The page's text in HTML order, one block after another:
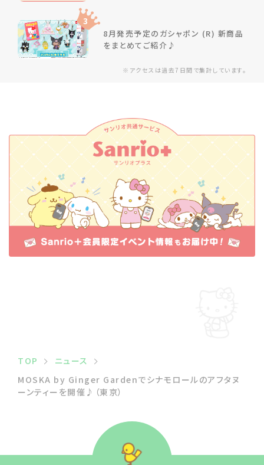
※アクセスは過去7日間で集計しています。
3
8月発売予定のガシャポン (R) 新商品
をまとめてご紹介♪
TOP
ニュース
MOSKA by Ginger Gardenでシナモロールのアフタヌ
ーンティーを開催♪（東京）